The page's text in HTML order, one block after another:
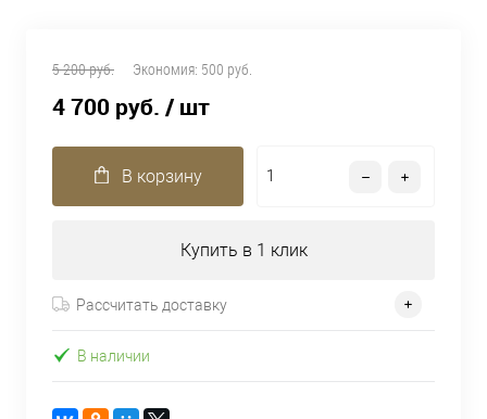
5 200 руб. Экономия: 500 руб.
4 700 руб. / шт
В корзину
Купить в 1 клик
Рассчитать доставку
В наличии